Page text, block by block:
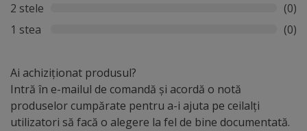
2 stele
(0)
1 stea
(0)
Ai achiziționat produsul?
Intră în e-mailul de comandă și acordă o notă
produselor cumpărate pentru a-i ajuta pe ceilalți
utilizatori să facă o alegere la fel de bine documentată.